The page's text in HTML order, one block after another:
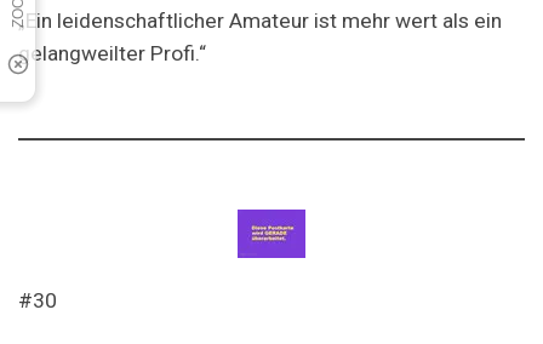
„Ein leidenschaftlicher Amateur ist mehr wert als ein
gelangweilter Profi.“
#30